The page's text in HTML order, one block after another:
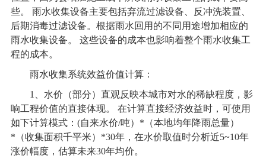
些。 雨水收集设备主要包括弃流过滤设备、反冲洗装置、
后期消毒过滤设备。根据雨水回用的不同用途增加相应的
雨水收集设备。 这些设备的成本也影响着整个雨水收集工
程的成本。
雨水收集系统效益价值计算：
1
、水价（部分）直观反映本城市对水的稀缺程度，影
响工程价值的直接体现。 在计算直接经济效益时，可使用
如下计算模式：(自来水价/吨）*（本地均年降雨总量）
*（收集面积千平米）*30年，在水价取值时分析近5~10年
涨价幅度，估算未来30年均价。